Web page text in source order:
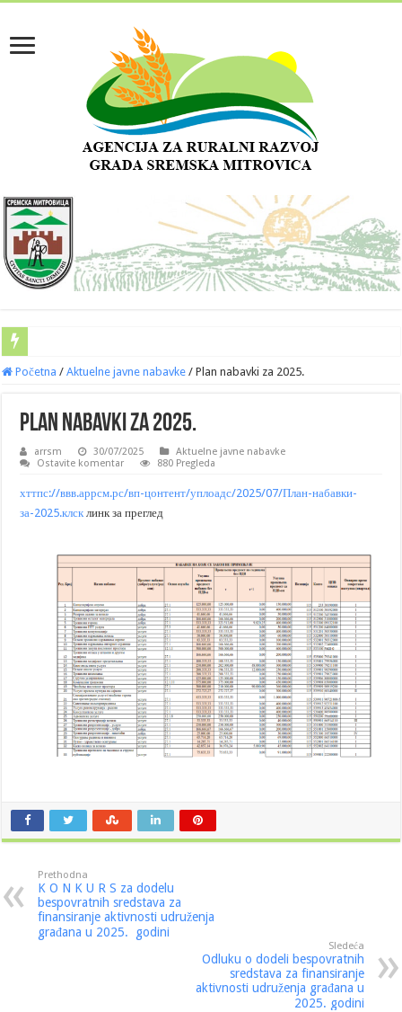
Početna / Aktuelne javne nabavke / Plan nabavki za 2025.
Plan nabavki za 2025.
arrsm 30/07/2025
Aktuelne javne nabavke
Ostavite komentar
880 Pregleda
хттпс://ввв.аррсм.рс/вп-цонтент/уплоадс/2025/07/План-набавки-
за-2025.клсклинк за преглед
Prethodna
K O N K U R S za dodelu
bespovratnih sredstava za
finansiranje aktivnosti udruženja
građana u 2025. godini
Sledeća
Odluku o dodeli bespovratnih
sredstava za finansiranje
aktivnosti udruženja građana u
2025. godini